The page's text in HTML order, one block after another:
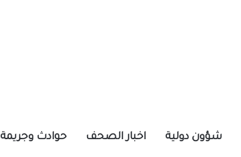
شؤون دولية اخبار الصحف حوادث وجريمة